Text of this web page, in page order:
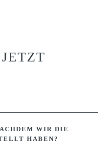
WIR DIE
HABEN?